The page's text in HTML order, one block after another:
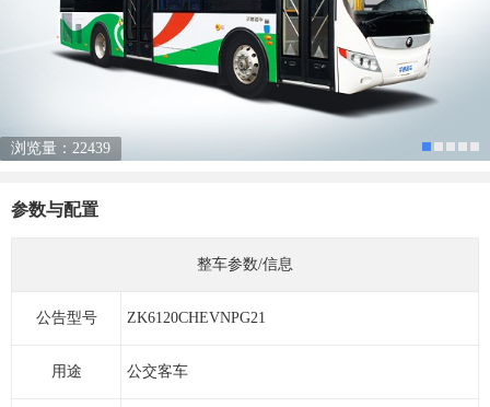
浏览量：22439
参数与配置
整车参数/信息
公告型号 ZK6120CHEVNPG21
用途 公交客车